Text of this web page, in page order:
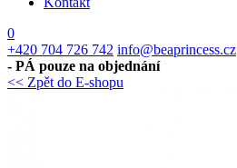
0
+420 704 726 742 info@beaprincess.cz
- PÁ pouze na objednání
<< Zpět do E-shopu